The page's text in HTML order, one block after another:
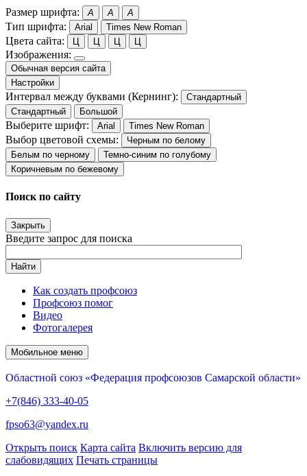
Размер шрифта: A A A
Тип шрифта: Arial Times New Roman
Цвета сайта: Ц Ц Ц Ц
Изображения:
Обычная версия сайта
Настройки
Интервал между буквами (Кернинг):
Стандартный
Стандартный
Большой
Выберите шрифт: Arial Times New Roman
Выбор цветовой схемы:
Черным по белому
Белым по черному
Темно-синим по голубому
Коричневым по бежевому
Поиск по сайту
Закрыть
Введите запрос для поиска
Найти
Как создать профсоюз
Профсоюз помог
Видео
Фотогалерея
Мобильное меню
Областной союз «Федерация профсоюзов Самарской области»
+7(846) 333-40-05
fpso63@yandex.ru
Открыть поиск Карта сайта Включить версию для
слабовидящих Печать страницы